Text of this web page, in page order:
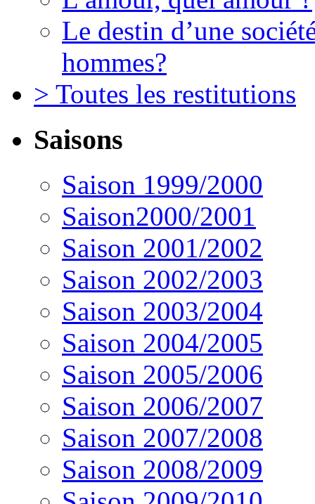
Le destin d’une
hommes?
> Toutes les restitutions
Saisons
Saison 1999/2000
Saison2000/2001
Saison 2001/2002
Saison 2002/2003
Saison 2003/2004
Saison 2004/2005
Saison 2005/2006
Saison 2006/2007
Saison 2007/2008
Saison 2008/2009